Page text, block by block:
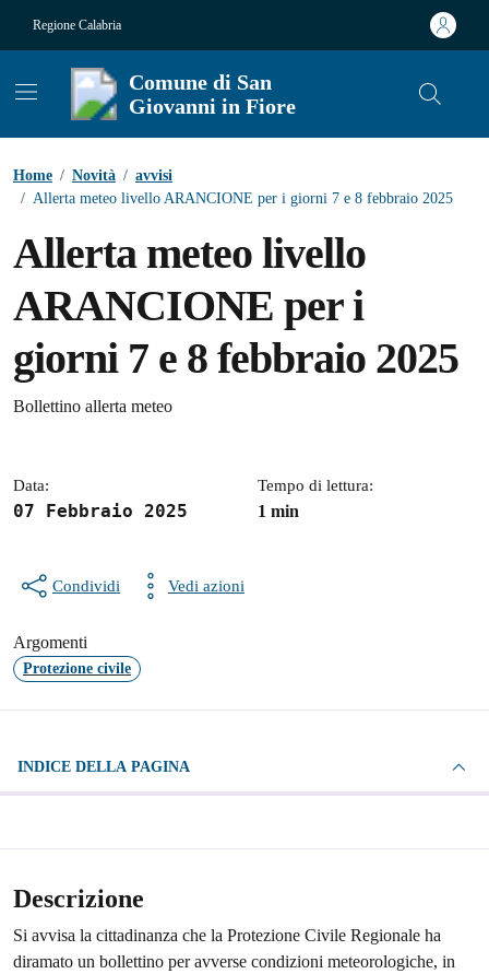
Regione Calabria
Comune di San
Giovanni in Fiore
Home / Novità / avvisi
/ Allerta meteo livello ARANCIONE per i giorni 7 e 8 febbraio 2025
Allerta meteo livello
ARANCIONE per i
giorni 7 e 8 febbraio 2025
Dettagli della notizia
Bollettino allerta meteo
Data:
07 Febbraio 2025
Tempo di lettura:
1 min
Condividi Vedi azioni
Argomenti
Protezione civile
INDICE DELLA PAGINA
Descrizione
Si avvisa la cittadinanza che la Protezione Civile Regionale ha
diramato un bollettino per avverse condizioni meteorologiche, in